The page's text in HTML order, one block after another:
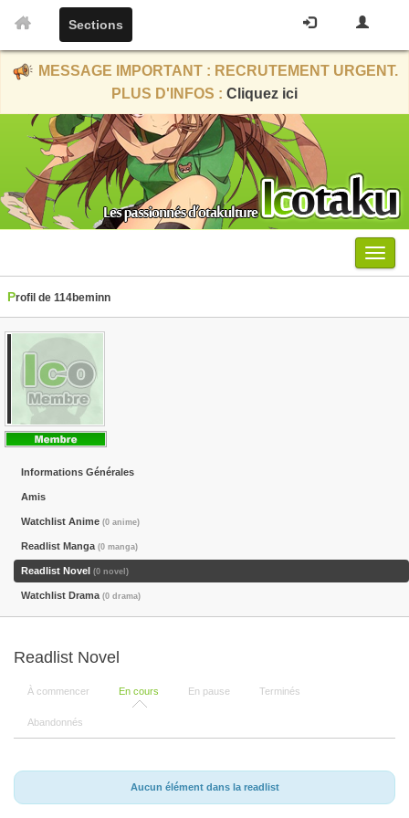
Sections
MESSAGE IMPORTANT : RECRUTEMENT URGENT.
PLUS D'INFOS : Cliquez ici
Menu
Profil de 114beminn
Informations Générales
Amis
Watchlist Anime (0 anime)
Readlist Manga (0 manga)
Readlist Novel (0 novel)
Watchlist Drama (0 drama)
Readlist Novel
À commencer En cours En pause Terminés
Abandonnés
Aucun élément dans la readlist